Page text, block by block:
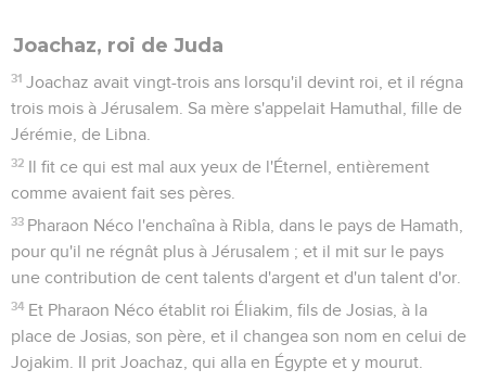
Joachaz, roi de Juda
31 Joachaz avait vingt-trois ans lorsqu'il devint roi, et il régna
trois mois à Jérusalem. Sa mère s'appelait Hamuthal, fille de
Jérémie, de Libna.
32 Il fit ce qui est mal aux yeux de l'Éternel, entièrement
comme avaient fait ses pères.
33 Pharaon Néco l'enchaîna à Ribla, dans le pays de Hamath,
pour qu'il ne régnât plus à Jérusalem ; et il mit sur le pays
une contribution de cent talents d'argent et d'un talent d'or.
34 Et Pharaon Néco établit roi Éliakim, fils de Josias, à la
place de Josias, son père, et il changea son nom en celui de
Jojakim. Il prit Joachaz, qui alla en Égypte et y mourut.